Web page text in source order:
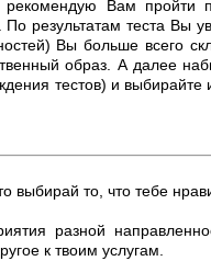
Вам пройти
результатам теста Вы
Вы больше всего
образ. А далее
тестов) и выбирайте
выбирай то, что тебе
разной
к твоим услугам.